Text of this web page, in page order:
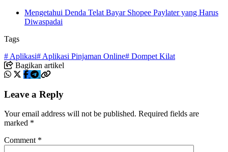
Mengetahui Denda Telat Bayar Shopee Paylater yang Harus
Diwaspadai
Tags
# Aplikasi# Aplikasi Pinjaman Online# Dompet Kilat
Bagikan artikel
Leave a Reply
Your email address will not be published. Required fields are
marked *
Comment *